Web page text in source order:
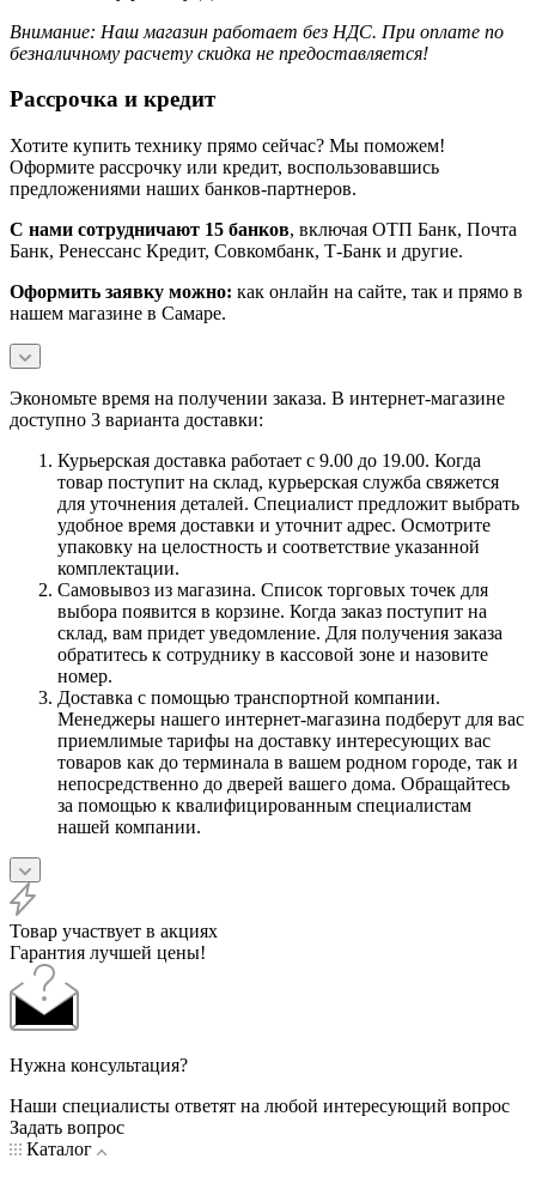
Внимание: Наш магазин работает без НДС. При оплате по
безналичному расчету скидка не предоставляется!
Рассрочка и кредит
Хотите купить технику прямо сейчас? Мы поможем!
Оформите рассрочку или кредит, воспользовавшись
предложениями наших банков-партнеров.
С нами сотрудничают 15 банков, включая ОТП Банк, Почта
Банк, Ренессанс Кредит, Совкомбанк, Т-Банк и другие.
Оформить заявку можно: как онлайн на сайте, так и прямо в
нашем магазине в Самаре.
Экономьте время на получении заказа. В интернет-магазине
доступно 3 варианта доставки:
Курьерская доставка работает с 9.00 до 19.00. Когда
товар поступит на склад, курьерская служба свяжется
для уточнения деталей. Специалист предложит выбрать
удобное время доставки и уточнит адрес. Осмотрите
упаковку на целостность и соответствие указанной
комплектации.
Самовывоз из магазина. Список торговых точек для
выбора появится в корзине. Когда заказ поступит на
склад, вам придет уведомление. Для получения заказа
обратитесь к сотруднику в кассовой зоне и назовите
номер.
Доставка с помощью транспортной компании.
Менеджеры нашего интернет-магазина подберут для вас
приемлимые тарифы на доставку интересующих вас
товаров как до терминала в вашем родном городе, так и
непосредственно до дверей вашего дома. Обращайтесь
за помощью к квалифицированным специалистам
нашей компании.
Товар участвует в акциях
Гарантия лучшей цены!
Нужна консультация?
Наши специалисты ответят на любой интересующий вопрос
Задать вопрос
Каталог